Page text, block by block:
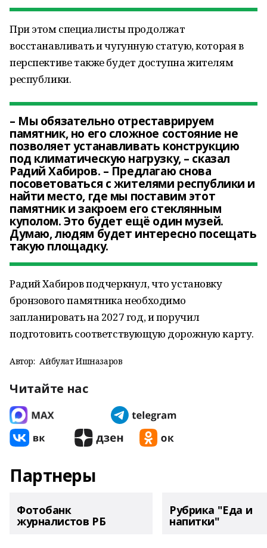
При этом специалисты продолжат
восстанавливать и чугунную статую, которая в
перспективе также будет доступна жителям
республики.
– Мы обязательно отреставрируем
памятник, но его сложное состояние не
позволяет устанавливать конструкцию
под климатическую нагрузку, – сказал
Радий Хабиров. – Предлагаю снова
посоветоваться с жителями республики и
найти место, где мы поставим этот
памятник и закроем его стеклянным
куполом. Это будет ещё один музей.
Думаю, людям будет интересно посещать
такую площадку.
Радий Хабиров подчеркнул, что установку
бронзового памятника необходимо
запланировать на 2027 год, и поручил
подготовить соответствующую дорожную карту.
Автор: Айбулат Ишназаров
Читайте нас
Партнеры
Фотобанк
журналистов РБ
Рубрика "Еда и
напитки"